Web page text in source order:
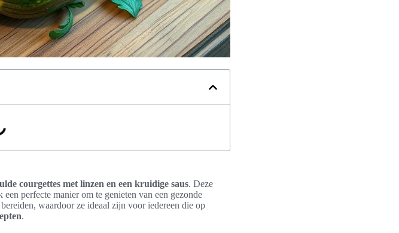
courgettes met linzen en een kruidige saus. Deze
een perfecte manier om te genieten van een gezonde
waardoor ze ideaal zijn voor iedereen die op
.